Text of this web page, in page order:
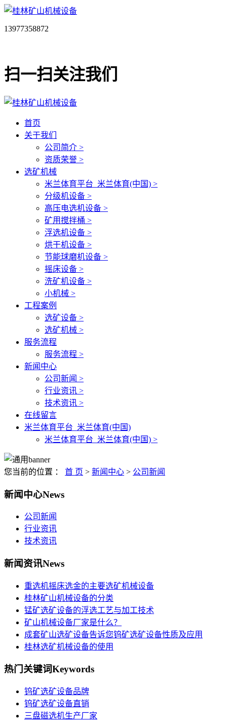
13977358872
扫一扫关注我们
首页
关于我们
公司简介 >
资质荣誉 >
选矿机械
米兰体育平台_米兰体育(中国) >
分级机设备 >
高压电选机设备 >
矿用搅拌桶 >
浮选机设备 >
烘干机设备 >
节能球磨机设备 >
摇床设备 >
洗矿机设备 >
小机械 >
工程案例
选矿设备 >
选矿机械 >
服务流程
服务流程 >
新闻中心
公司新闻 >
行业资讯 >
技术资讯 >
在线留言
米兰体育平台_米兰体育(中国)
米兰体育平台_米兰体育(中国) >
您当前的位置 ： 首 页 > 新闻中心 > 公司新闻
新闻中心News
公司新闻
行业资讯
技术资讯
新闻资讯News
重选机摇床选金的主要选矿机械设备
桂林矿山机械设备的分类
锰矿选矿设备的浮选工艺与加工技术
矿山机械设备厂家是什么？
成套矿山选矿设备告诉您钨矿选矿设备性质及应用
桂林选矿机械设备的使用
热门关键词Keywords
钨矿选矿设备品牌
钨矿选矿设备直销
三盘磁选机生产厂家